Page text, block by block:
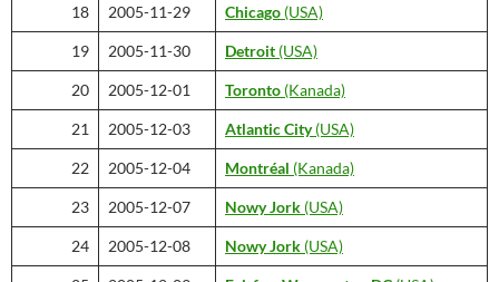
18 2005-11-29 Chicago (USA)
19 2005-11-30 Detroit (USA)
20 2005-12-01 Toronto (Kanada)
21 2005-12-03 Atlantic City(USA)
22 2005-12-04 Montréal (Kanada)
23 2005-12-07 Nowy Jork (USA)
24 2005-12-08 Nowy Jork (USA)